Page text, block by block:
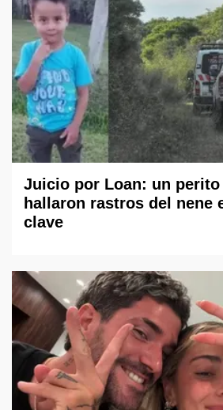
Juicio por Loan: un
hallaron rastros del nene
clave